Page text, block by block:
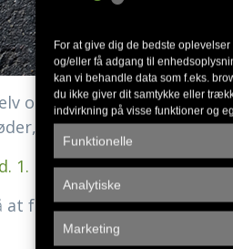
For at give dig de bedste
og/eller få adgang til
kan vi behandle data som f.eks.
du ikke giver dit samtykke eller
indvirkning på visse funktioner og
Funktionelle
Analytiske
Marketing
om vejret lige nu ikke
hvor du kan blive fyldt
1. maj, hvor priserne
at fordele